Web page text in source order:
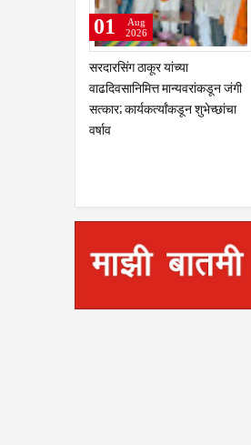
सरदारसिंग ठाकूर यांच्या
वाढदिवसानिमित्त मान्यवरांकडून जंगी
सत्कार; कार्यकर्त्यांकडून शुभेच्छांचा
वर्षाव
01
Aug
2026